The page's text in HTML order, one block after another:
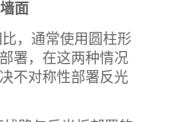
面
通常使用圆柱形
署，在这两种情况
不对称性部署反光